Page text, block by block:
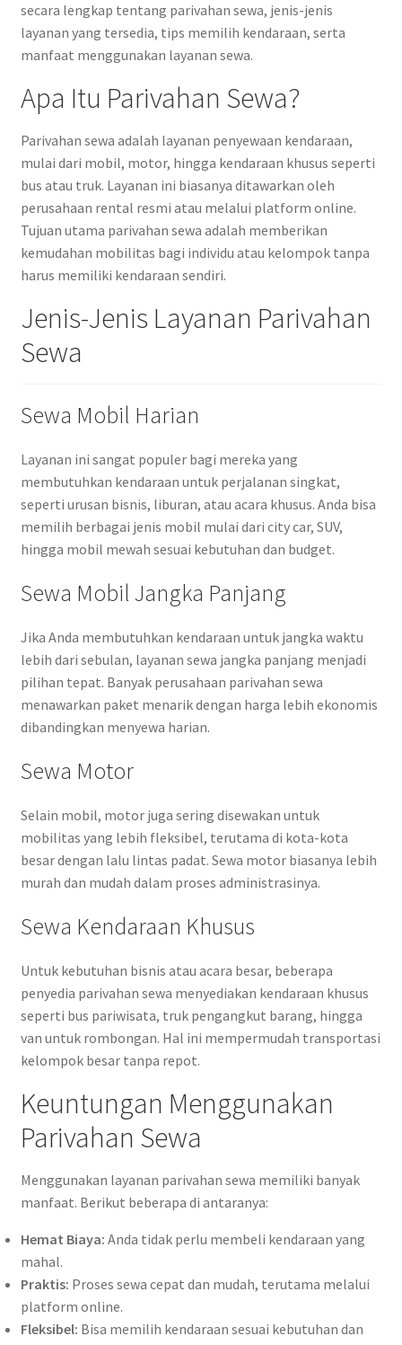
secara lengkap tentang parivahan sewa, jenis-jenis
layanan yang tersedia, tips memilih kendaraan, serta
manfaat menggunakan layanan sewa.
Apa Itu Parivahan Sewa?
Parivahan sewa adalah layanan penyewaan kendaraan,
mulai dari mobil, motor, hingga kendaraan khusus seperti
bus atau truk. Layanan ini biasanya ditawarkan oleh
perusahaan rental resmi atau melalui platform online.
Tujuan utama parivahan sewa adalah memberikan
kemudahan mobilitas bagi individu atau kelompok tanpa
harus memiliki kendaraan sendiri.
Jenis-Jenis Layanan Parivahan
Sewa
Sewa Mobil Harian
Layanan ini sangat populer bagi mereka yang
membutuhkan kendaraan untuk perjalanan singkat,
seperti urusan bisnis, liburan, atau acara khusus. Anda bisa
memilih berbagai jenis mobil mulai dari city car, SUV,
hingga mobil mewah sesuai kebutuhan dan budget.
Sewa Mobil Jangka Panjang
Jika Anda membutuhkan kendaraan untuk jangka waktu
lebih dari sebulan, layanan sewa jangka panjang menjadi
pilihan tepat. Banyak perusahaan parivahan sewa
menawarkan paket menarik dengan harga lebih ekonomis
dibandingkan menyewa harian.
Sewa Motor
Selain mobil, motor juga sering disewakan untuk
mobilitas yang lebih fleksibel, terutama di kota-kota
besar dengan lalu lintas padat. Sewa motor biasanya lebih
murah dan mudah dalam proses administrasinya.
Sewa Kendaraan Khusus
Untuk kebutuhan bisnis atau acara besar, beberapa
penyedia parivahan sewa menyediakan kendaraan khusus
seperti bus pariwisata, truk pengangkut barang, hingga
van untuk rombongan. Hal ini mempermudah transportasi
kelompok besar tanpa repot.
Keuntungan Menggunakan
Parivahan Sewa
Menggunakan layanan parivahan sewa memiliki banyak
manfaat. Berikut beberapa di antaranya:
Hemat Biaya: Anda tidak perlu membeli kendaraan yang
mahal.
Praktis: Proses sewa cepat dan mudah, terutama melalui
platform online.
Fleksibel: Bisa memilih kendaraan sesuai kebutuhan dan